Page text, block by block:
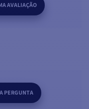
AVALIAÇÃO
PERGUNTA